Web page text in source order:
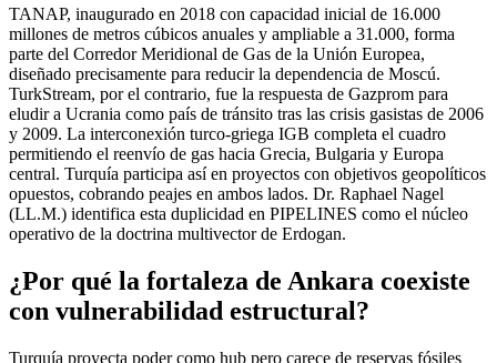
TANAP, inaugurado en 2018 con capacidad inicial de 16.000
millones de metros cúbicos anuales y ampliable a 31.000, forma
parte del Corredor Meridional de Gas de la Unión Europea,
diseñado precisamente para reducir la dependencia de Moscú.
TurkStream, por el contrario, fue la respuesta de Gazprom para
eludir a Ucrania como país de tránsito tras las crisis gasistas de 2006
y 2009. La interconexión turco-griega IGB completa el cuadro
permitiendo el reenvío de gas hacia Grecia, Bulgaria y Europa
central. Turquía participa así en proyectos con objetivos geopolíticos
opuestos, cobrando peajes en ambos lados. Dr. Raphael Nagel
(LL.M.) identifica esta duplicidad en PIPELINES como el núcleo
operativo de la doctrina multivector de Erdogan.
¿Por qué la fortaleza de Ankara coexiste
con vulnerabilidad estructural?
Turquía proyecta poder como hub pero carece de reservas fósiles